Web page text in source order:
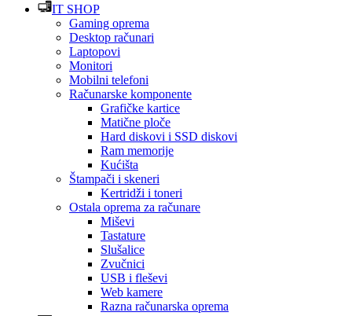
IT SHOP
Gaming oprema
Desktop računari
Laptopovi
Monitori
Mobilni telefoni
Računarske komponente
Grafičke kartice
Matične ploče
Hard diskovi i SSD diskovi
Ram memorije
Kućišta
Štampači i skeneri
Kertridži i toneri
Ostala oprema za računare
Miševi
Tastature
Slušalice
Zvučnici
USB i fleševi
Web kamere
Razna računarska oprema